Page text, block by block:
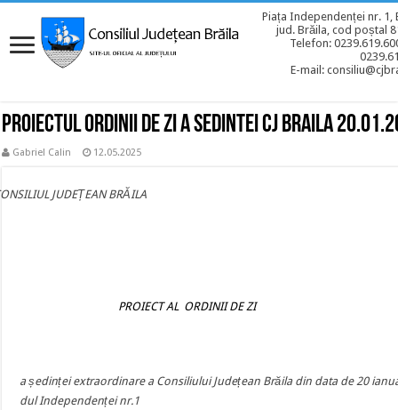
Piața Independenței nr. 1,
jud. Brăila, cod poștal
Telefon:
E-mail:
Proiectul ordinii de zi a sedintei CJ BRAILA
Gabriel Calin 12.05.2025
JUDEȚEAN BRĂILA
PROIECT AL ORDINII DE ZI
a ședinței extraordinare a Consiliului Județean Brăila din data de 20
dul Independenței nr.1